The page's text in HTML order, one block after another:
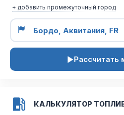
+ добавить промежуточный город
Рассчитать
КАЛЬКУЛЯТОР